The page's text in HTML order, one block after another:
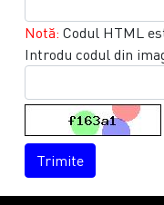
Notă: Codul HTML
Introdu codul din
Trimite